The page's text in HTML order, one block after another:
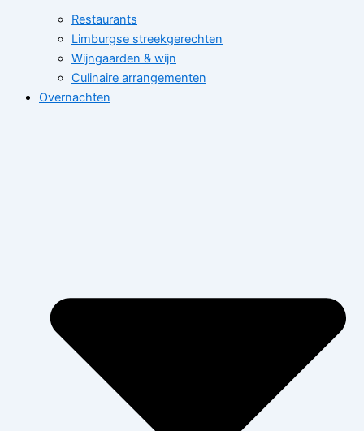
Restaurants
Limburgse streekgerechten
Wijngaarden & wijn
Culinaire arrangementen
Overnachten